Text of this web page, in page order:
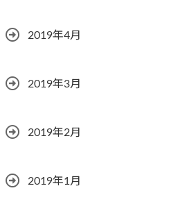
2019年4月
2019年3月
2019年2月
2019年1月